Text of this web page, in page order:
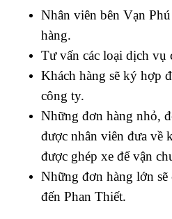
Nhân viên bên Vạn
hàng.
Tư vấn các loại dịch vụ
Khách hàng sẽ ký hợp
công ty.
Những đơn hàng nhỏ,
được nhân viên đưa về
được ghép xe để vận
Những đơn hàng lớn sẽ
đến Phan Thiết.